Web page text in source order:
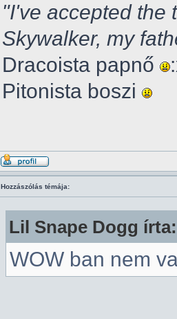
"I've accepted the
Skywalker, my
Dracoista papnő
Pitonista boszi
Hozzászólás témája:
Lil Snape Dogg írta:
WOW ban nem